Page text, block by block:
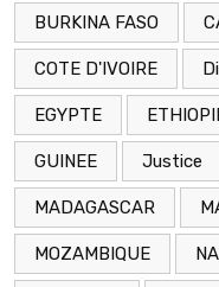
BURKINA FASO
COTE D'IVOIRE
EGYPTE
GUINEE Justice
MADAGASCAR
MOZAMBIQUE